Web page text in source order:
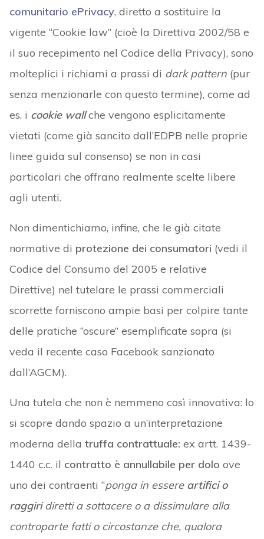
comunitario ePrivacy, diretto a sostituire la
vigente “Cookie law” (cioè la Direttiva 2002/58 e
il suo recepimento nel Codice della Privacy), sono
molteplici i richiami a prassi di dark pattern(pur
senza menzionarle con questo termine), come ad
es. i cookie wallche vengono esplicitamente
vietati (come già sancito dall’EDPB nelle proprie
linee guida sul consenso) se non in casi
particolari che offrano realmente scelte libere
agli utenti.
Non dimentichiamo, infine, che le già citate
normative di protezione dei consumatori (vedi il
Codice del Consumo del 2005 e relative
Direttive) nel tutelare le prassi commerciali
scorrette forniscono ampie basi per colpire tante
delle pratiche “oscure” esemplificate sopra (si
veda il recente caso Facebook sanzionato
dall’AGCM).
Una tutela che non è nemmeno così innovativa: lo
si scopre dando spazio a un’interpretazione
moderna della truffa contrattuale: ex artt. 1439-
1440 c.c. il contratto è annullabile per dolo ove
uno dei contraenti “ponga in essere artifici o
raggiridiretti a sottacere o a dissimulare alla
controparte fatti o circostanze che, qualora